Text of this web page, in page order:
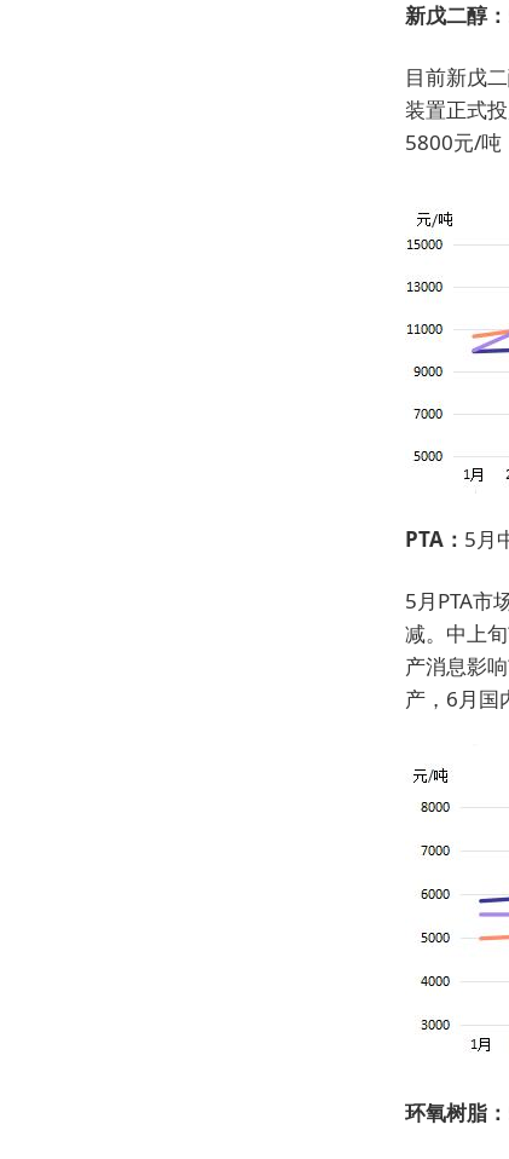
新戊二醇：
目前新戊
装置正式
5800元/吨
PTA： 5月
5月PTA市
减。中上
产消息影
产，6月国
环氧树脂：